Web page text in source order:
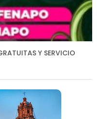
Y SERVICIO